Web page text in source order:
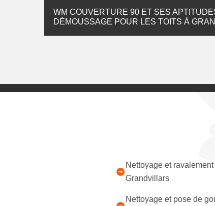
WM COUVERTURE 90 ET SES
DÉMOUSSAGE POUR LES TOITS À
Nettoyage et
Grandvillars
Nettoyage et pose de